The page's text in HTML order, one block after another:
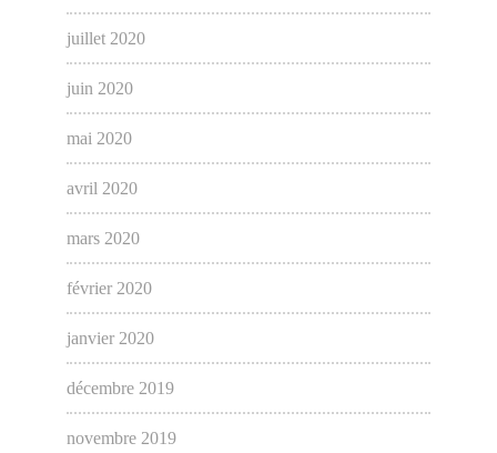
juillet 2020
juin 2020
mai 2020
avril 2020
mars 2020
février 2020
janvier 2020
décembre 2019
novembre 2019